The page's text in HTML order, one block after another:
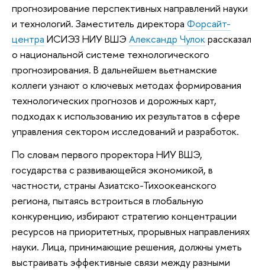
прогнозирование перспективных направлений науки
и технологий. Заместитель директора Форсайт-
центра ИСИЭЗ НИУ ВШЭ Александр Чулокрассказал
о национальной системе технологического
прогнозирования. В дальнейшем вьетнамские
коллеги узнают о ключевых методах формирования
технологических прогнозов и дорожных карт,
подходах к использованию их результатов в сфере
управления сектором исследований и разработок.
По словам первого проректора НИУ ВШЭ,
государства с развивающейся экономикой, в
частности, страны Азиатско-Тихоокеанского
региона, пытаясь встроиться в глобальную
конкуренцию, избирают стратегию концентрации
ресурсов на приоритетных, прорывных направлениях
науки. Лица, принимающие решения, должны уметь
выстраивать эффективные связи между разными